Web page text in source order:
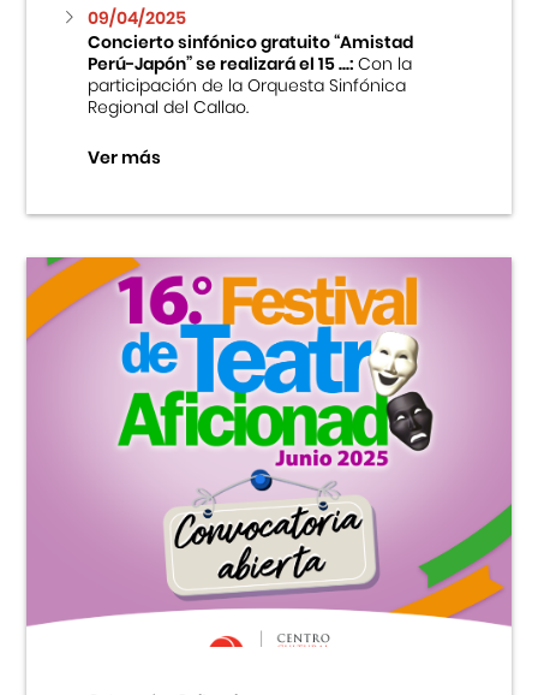
09/04/2025
Concierto sinfónico gratuito “Amistad
Perú-Japón” se realizará el 15 ...:Con la
participación de la Orquesta Sinfónica
Regional del Callao.
Ver más